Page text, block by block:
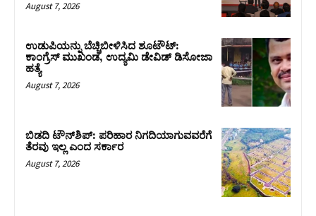
August 7, 2026
ಉಡುಪಿಯನ್ನು ಬೆಚ್ಚಿಬೀಳಿಸಿದ ಶೂಟೌಟ್‌:
ಕಾಂಗ್ರೆಸ್‌ ಮುಖಂಡ, ಉದ್ಯಮಿ ಡೇವಿಡ್ ಡಿಸೋಜಾ
ಹತ್ಯೆ
August 7, 2026
ಬಿಡದಿ ಟೌನ್‌ಶಿಪ್‌: ಪರಿಹಾರ ನಿಗದಿಯಾಗುವವರೆಗೆ
ತೆರವು ಇಲ್ಲ ಎಂದ ಸರ್ಕಾರ
August 7, 2026